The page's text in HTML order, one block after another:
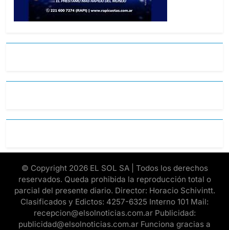
© Copyright 2026 EL SOL SA | Todos los derechos
reservados. Queda prohibida la reproducción total o
parcial del presente diario. Director: Horacio Schivintt.
Clasificados y Edictos: 4257-6325 Interno 101 Mail:
recepcion@elsolnoticias.com.ar Publicidad:
publicidad@elsolnoticias.com.ar Funciona gracias a